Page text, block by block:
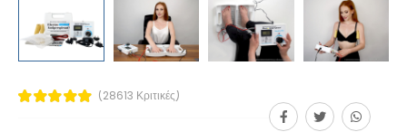
(28613 Κριτικές)